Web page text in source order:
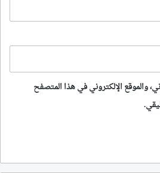
والموقع الإلكتروني في هذا المتصفح